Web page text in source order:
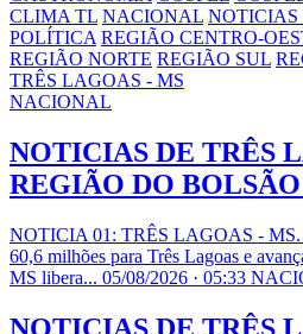
CLIMA TL NACIONAL NOTICIAS
POLÍTICA REGIÃO CENTRO-
REGIÃO NORTE REGIÃO SUL
TRÊS LAGOAS - MS
NACIONAL
NOTICIAS DE TRÊS
REGIÃO DO
NOTICIA 01: TRÊS LAGOAS - MS.
60,6 milhões para Três Lagoas e
MS libera... 05/08/2026 · 05:33
NOTICIAS DE TRÊS